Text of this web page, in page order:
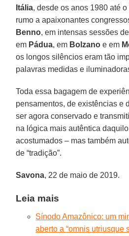
Itália, desde os anos 1980 até
rumo a apaixonantes
Benno, em intensas sessões
em Pádua, em Bolzano e em
os longos silêncios eram tão
palavras medidas e
Toda essa bagagem de
pensamentos, de existências e
ser agora conservado e
na lógica mais autêntica
acostumados – mas também
de “tradição”.
Savona, 22 de maio de 2019.
Leia mais
Sínodo Amazônico: um
aberto a “omnis utriusque